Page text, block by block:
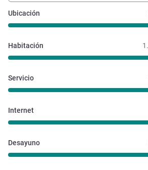
Ubicación
Habitación
Servicio
Internet
Desayuno